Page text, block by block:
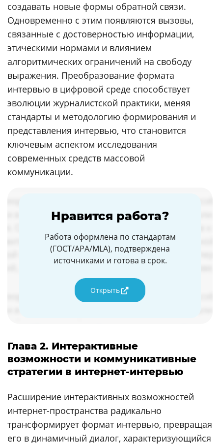
создавать новые формы обратной связи.
Одновременно с этим появляются вызовы,
связанные с достоверностью информации,
этическими нормами и влиянием
алгоритмических ограничений на свободу
выражения. Преобразование формата
интервью в цифровой среде способствует
эволюции журналистской практики, меняя
стандарты и методологию формирования и
представления интервью, что становится
ключевым аспектом исследования
современных средств массовой
коммуникации.
Нравится работа?
Работа оформлена по стандартам
(ГОСТ/APA/MLA), подтверждена
источниками и готова в срок.
Открыть
Глава 2. Интерактивные
возможности и коммуникативные
стратегии в интернет-интервью
Расширение интерактивных возможностей
интернет-пространства радикально
трансформирует формат интервью, превращая
его в динамичный диалог, характеризующийся